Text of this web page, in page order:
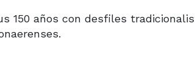
150 años con desfiles